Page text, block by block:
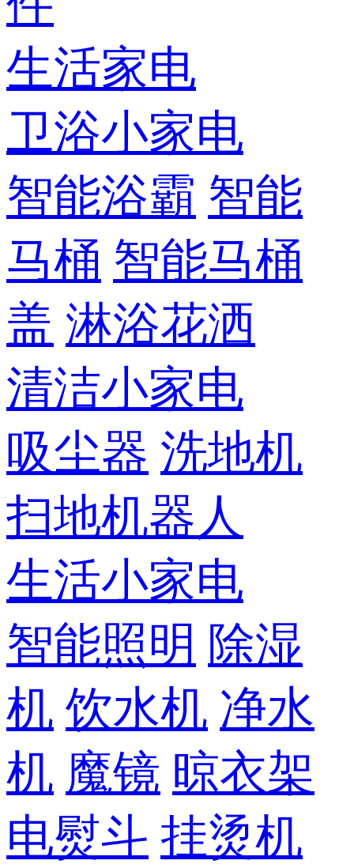
生活家电
卫浴小家电
智能浴霸 智能
马桶 智能马桶
盖 淋浴花洒
清洁小家电
吸尘器 洗地机
扫地机器人
生活小家电
智能照明 除湿
机 饮水机 净水
机 魔镜 晾衣架
电熨斗 挂烫机